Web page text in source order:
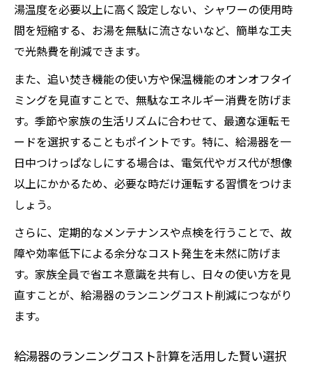
湯温度を必要以上に高く設定しない、シャワーの使用時
間を短縮する、お湯を無駄に流さないなど、簡単な工夫
で光熱費を削減できます。
また、追い焚き機能の使い方や保温機能のオンオフタイ
ミングを見直すことで、無駄なエネルギー消費を防げま
す。季節や家族の生活リズムに合わせて、最適な運転モ
ードを選択することもポイントです。特に、給湯器を一
日中つけっぱなしにする場合は、電気代やガス代が想像
以上にかかるため、必要な時だけ運転する習慣をつけま
しょう。
さらに、定期的なメンテナンスや点検を行うことで、故
障や効率低下による余分なコスト発生を未然に防げま
す。家族全員で省エネ意識を共有し、日々の使い方を見
直すことが、給湯器のランニングコスト削減につながり
ます。
給湯器のランニングコスト計算を活用した賢い選択